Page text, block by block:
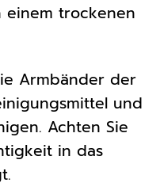
einem trockenen
Armbänder der
und
Achten Sie
in das